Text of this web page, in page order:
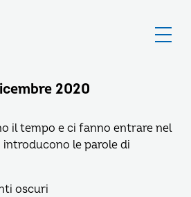
2020
il tempo e ci fanno entrare nel
introducono le parole di
oscuri